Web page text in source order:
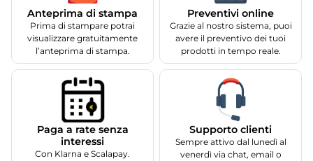
Anteprima di stampa
Prima di stampare potrai
visualizzare gratuitamente
l’anteprima di stampa.
Preventivi online
Grazie al nostro sistema, puoi
avere il preventivo dei tuoi
prodotti in tempo reale.
Paga a rate senza
interessi
Con Klarna e Scalapay.
Supporto clienti
Sempre attivo dal lunedì al
venerdì via chat, email o